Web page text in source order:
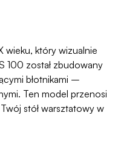
wieku, który wizualnie
100 został zbudowany
błotnikami –
Ten model przenosi
stół warsztatowy w